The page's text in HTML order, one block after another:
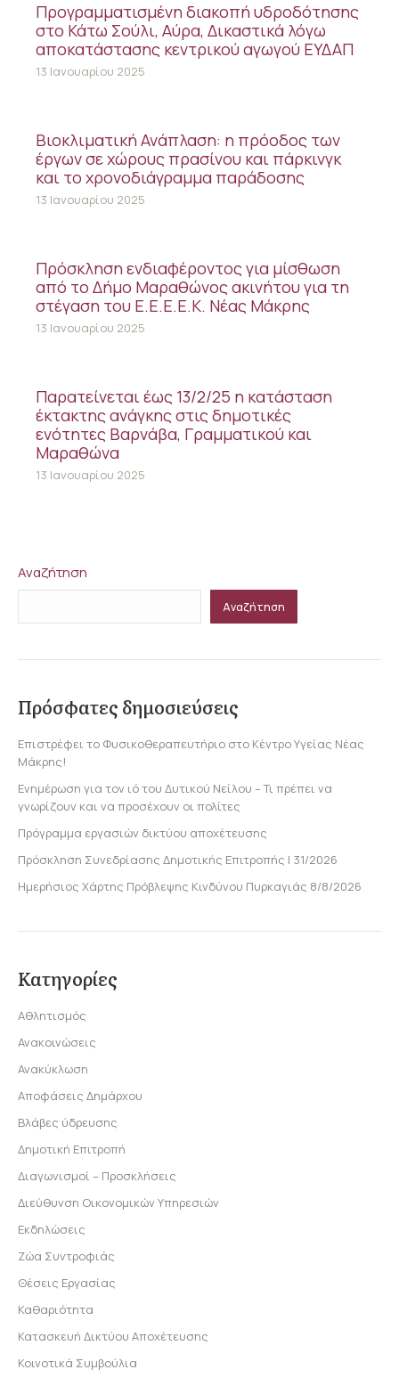
Προγραμματισμένη διακοπή υδροδότησης
στο Κάτω Σούλι, Αύρα, Δικαστικά λόγω
αποκατάστασης κεντρικού αγωγού ΕΥΔΑΠ
13 Ιανουαρίου 2025
Βιοκλιματική Ανάπλαση: η πρόοδος των
έργων σε χώρους πρασίνου και πάρκινγκ
και το χρονοδιάγραμμα παράδοσης
13 Ιανουαρίου 2025
Πρόσκληση ενδιαφέροντος για μίσθωση
από το Δήμο Μαραθώνος ακινήτου για τη
στέγαση του Ε.Ε.Ε.Ε.Κ. Νέας Μάκρης
13 Ιανουαρίου 2025
Παρατείνεται έως 13/2/25 η κατάσταση
έκτακτης ανάγκης στις δημοτικές
ενότητες Βαρνάβα, Γραμματικού και
Μαραθώνα
13 Ιανουαρίου 2025
Αναζήτηση
Αναζήτηση
Πρόσφατες δημοσιεύσεις
Επιστρέφει το Φυσικοθεραπευτήριο στο Κέντρο Υγείας Νέας
Μάκρης!
Ενημέρωση για τον ιό του Δυτικού Νείλου – Τι πρέπει να
γνωρίζουν και να προσέχουν οι πολίτες
Πρόγραμμα εργασιών δικτύου αποχέτευσης
Πρόσκληση Συνεδρίασης Δημοτικής Επιτροπής | 31/2026
Ημερήσιος Χάρτης Πρόβλεψης Κινδύνου Πυρκαγιάς 8/8/2026
Κατηγορίες
Αθλητισμός
Ανακοινώσεις
Ανακύκλωση
Αποφάσεις Δημάρχου
Βλάβες ύδρευσης
Δημοτική Επιτροπή
Διαγωνισμοί – Προσκλήσεις
Διεύθυνση Οικονομικών Υπηρεσιών
Εκδηλώσεις
Ζώα Συντροφιάς
Θέσεις Εργασίας
Καθαριότητα
Κατασκευή Δικτύου Αποχέτευσης
Κοινοτικά Συμβούλια